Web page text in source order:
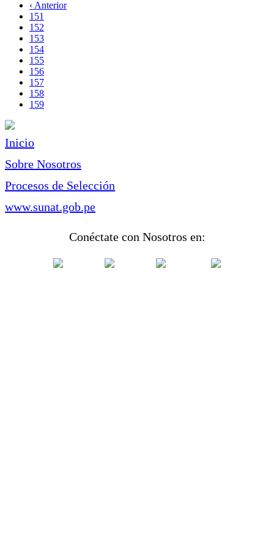
Paginación
página
Página
anterior
‹ Anterior
Page
151
Page
152
Page
153
Page
154
Page
155
Page
156
Page
157
Page
158
Página
159
Inicio
Sobre Nosotros
Procesos de Selección
www.sunat.gob.pe
Conéctate con Nosotros en: